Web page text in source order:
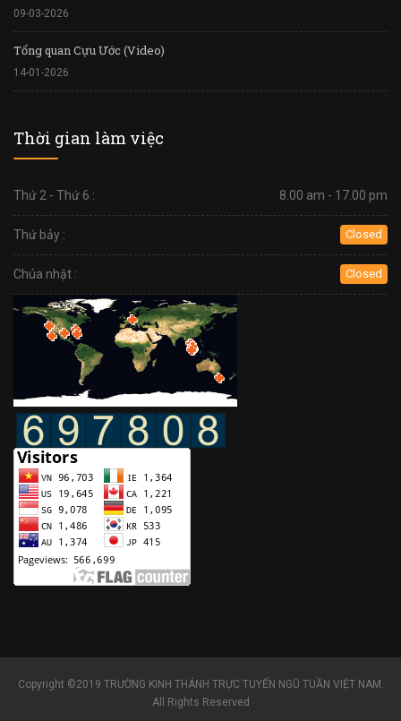
09-03-2026
Tổng quan Cựu Ước (Video)
14-01-2026
Thời gian làm việc
Thứ 2 - Thứ 6 : 8.00 am - 17.00 pm
Thứ bảy : Closed
Chúa nhật : Closed
Copyright ©2019 TRƯỜNG KINH THÁNH TRỰC TUYẾN NGŨ TUẦN VIỆT NAM.
All Rights Reserved